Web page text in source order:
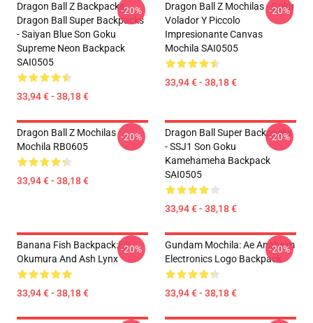
Dragon Ball Z Backpacks,
Dragon Ball Super Backpacks
- Saiyan Blue Son Goku
Supreme Neon Backpack
SAI0505
33,94 € - 38,18 €
-20%
Dragon Ball Z Mochilas - Goku
Volador Y Piccolo
Impresionante Canvas
Mochila SAI0505
33,94 € - 38,18 €
-20%
Dragon Ball Z Mochilas -
Mochila RB0605
33,94 € - 38,18 €
-20%
Dragon Ball Super Backpacks
- SSJ1 Son Goku
Kamehameha Backpack
SAI0505
33,94 € - 38,18 €
-20%
Banana Fish Backpack:Eiji
Okumura And Ash Lynx
33,94 € - 38,18 €
-20%
Gundam Mochila: Ae Anaheim
Electronics Logo Backpack
33,94 € - 38,18 €
-20%